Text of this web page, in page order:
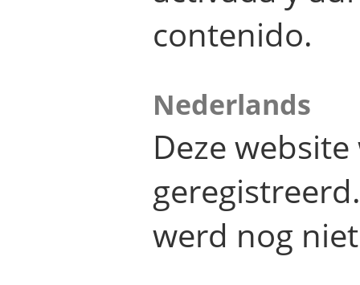
contenido.
Nederlands
Deze
werd nog